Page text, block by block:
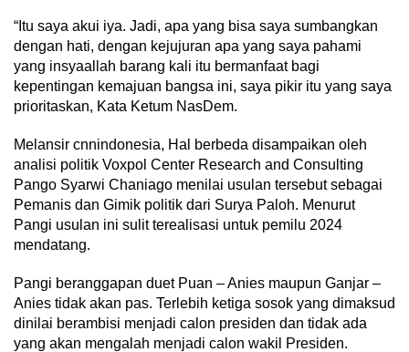
“Itu saya akui iya. Jadi, apa yang bisa saya sumbangkan
dengan hati, dengan kejujuran apa yang saya pahami
yang insyaallah barang kali itu bermanfaat bagi
kepentingan kemajuan bangsa ini, saya pikir itu yang saya
prioritaskan, Kata Ketum NasDem.
Melansir cnnindonesia, Hal berbeda disampaikan oleh
analisi politik Voxpol Center Research and Consulting
Pango Syarwi Chaniago menilai usulan tersebut sebagai
Pemanis dan Gimik politik dari Surya Paloh. Menurut
Pangi usulan ini sulit terealisasi untuk pemilu 2024
mendatang.
Pangi beranggapan duet Puan – Anies maupun Ganjar –
Anies tidak akan pas. Terlebih ketiga sosok yang dimaksud
dinilai berambisi menjadi calon presiden dan tidak ada
yang akan mengalah menjadi calon wakil Presiden.